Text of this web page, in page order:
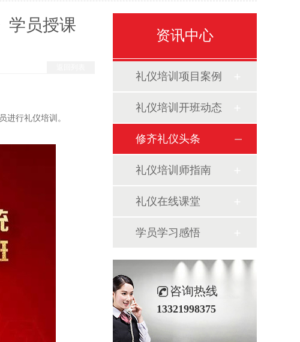
学员授课
进行礼仪培训。
资讯中心
礼仪培训项目案例
礼仪培训开班动态
修齐礼仪头条
礼仪培训师指南
礼仪在线课堂
学员学习感悟
咨询热线
13321998375